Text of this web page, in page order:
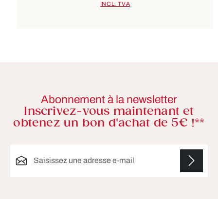
INCL. TVA
Abonnement à la newsletter
Inscrivez-vous maintenant et
obtenez un bon d'achat de 5€ !**